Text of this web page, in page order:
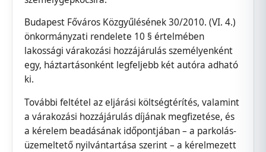
Budapest Főváros Közgyűlésének 30/2010. (VI. 4.)
önkormányzati rendelete 10 § értelmében
lakossági várakozási hozzájárulás személyenként
egy, háztartásonként legfeljebb két autóra adható
ki.
További feltétel az eljárási költségtérítés, valamint
a várakozási hozzájárulás díjának megfizetése, és
a kérelem beadásának időpontjában – a parkolás-
üzemeltető nyilvántartása szerint – a kérelmezett